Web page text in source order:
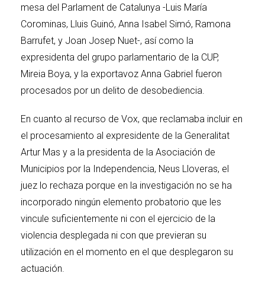
mesa del Parlament de Catalunya -Luis María
Corominas, Lluis Guinó, Anna Isabel Simó, Ramona
Barrufet, y Joan Josep Nuet-, así como la
expresidenta del grupo parlamentario de la CUP,
Mireia Boya, y la exportavoz Anna Gabriel fueron
procesados por un delito de desobediencia.
En cuanto al recurso de Vox, que reclamaba incluir en
el procesamiento al expresidente de la Generalitat
Artur Mas y a la presidenta de la Asociación de
Municipios por la Independencia, Neus Lloveras, el
juez lo rechaza porque en la investigación no se ha
incorporado ningún elemento probatorio que les
vincule suficientemente ni con el ejercicio de la
violencia desplegada ni con que previeran su
utilización en el momento en el que desplegaron su
actuación.